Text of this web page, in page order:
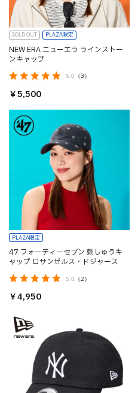
SOLD OUT PLAZA限定
NEW ERA ニューエラ ラインストー
ンキャップ
5.0 （3）
￥5,500
PLAZA限定
47 フォーティーセブン 刺しゅうキ
ャップ ロサンゼルス・ドジャース
5.0 （2）
￥4,950